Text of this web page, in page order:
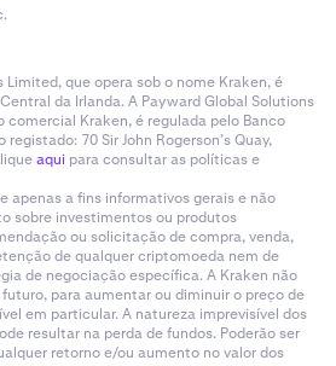
Limited, que opera sob o nome Kraken, é
da Irlanda. A Payward Global Solutions
comercial Kraken, é regulada pelo Banco
70 Sir John Rogerson’s Quay,
aqui para consultar as políticas e
apenas a fins informativos gerais e não
sobre investimentos ou produtos
ou solicitação de compra, venda,
de qualquer criptomoeda nem de
de negociação específica. A Kraken não
para aumentar ou diminuir o preço de
em particular. A natureza imprevisível dos
resultar na perda de fundos. Poderão ser
retorno e/ou aumento no valor dos